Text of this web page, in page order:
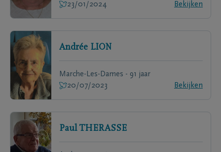
23/01/2024
Bekijken
Andrée LION
Marche-Les-Dames - 91 jaar
20/07/2023
Bekijken
Paul THERASSE